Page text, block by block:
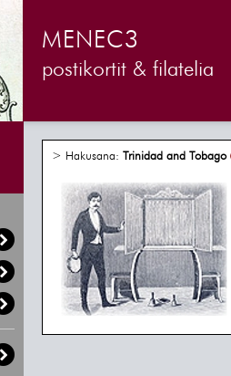
MENEC3
postikortit & filatelia
> Hakusana: Trinidad and Tobago